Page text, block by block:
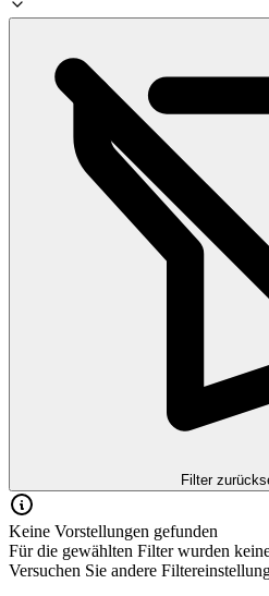
Filter
Keine Vorstellungen gefunden
Für die gewählten Filter wurden
Versuchen Sie andere